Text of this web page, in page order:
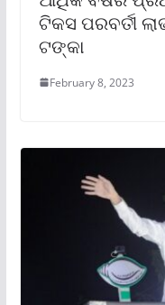
ଟିକସ ପରବର୍ତୀ
ଟଙ୍କା
February 8, 2023